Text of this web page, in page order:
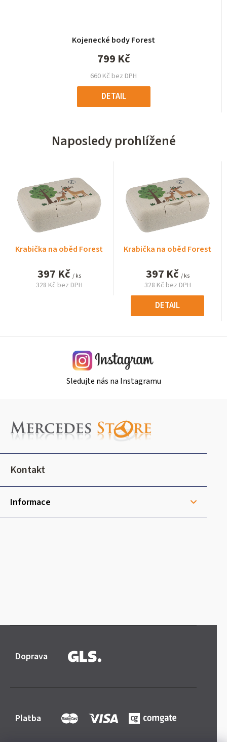
Kojenecké body Forest
660 Kč bez DPH
799 Kč
DETAIL
Naposledy prohlížené
Krabička na oběd Forest
397 Kč / ks
328 Kč bez DPH
Krabička na oběd Forest
397 Kč / ks
328 Kč bez DPH
Měrná
cena:
DETAIL
Sledujte nás na Instagramu
a
í
Kontakt
Informace
Doprava
Platba